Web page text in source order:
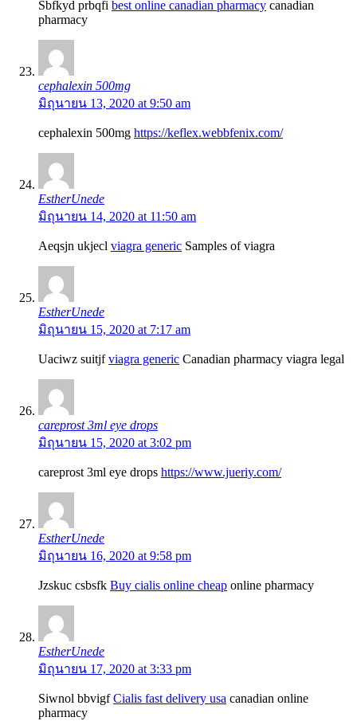
Sbfkyd prbqfi best online canadian pharmacy canadian
pharmacy
cephalexin 500mg
มิถุนายน 13, 2020 at 9:50 am
cephalexin 500mg https://keflex.webbfenix.com/
EstherUnede
มิถุนายน 14, 2020 at 11:50 am
Aeqsjn ukjecl viagra generic Samples of viagra
EstherUnede
มิถุนายน 15, 2020 at 7:17 am
Uaciwz suitjfviagra generic Canadian pharmacy viagra legal
careprost 3ml eye drops
มิถุนายน 15, 2020 at 3:02 pm
careprost 3ml eye drops https://www.jueriy.com/
EstherUnede
มิถุนายน 16, 2020 at 9:58 pm
Jzskuc csbsfk Buy cialis online cheap online pharmacy
EstherUnede
มิถุนายน 17, 2020 at 3:33 pm
Siwnol bbvigfCialis fast delivery usa canadian online
pharmacy